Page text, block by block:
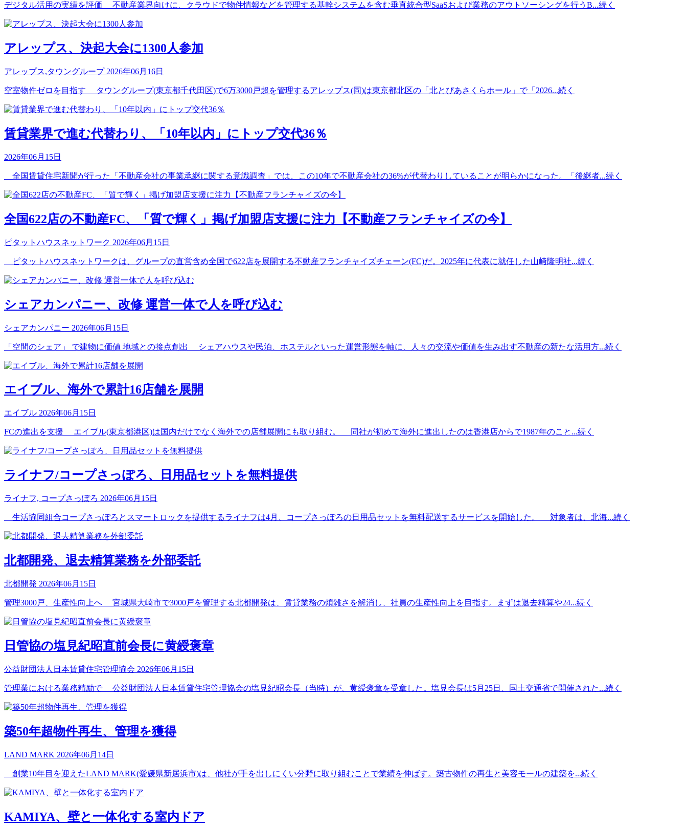
デジタル活用の実績を評価 不動産業界向けに、クラウドで物件情報などを管理する基幹システムを含む垂直統合型SaaSおよび業務のアウトソーシングを行うB...続く
アレップス、決起大会に1300人参加
アレップス,タウングループ 2026年06月16日
空室物件ゼロを目指す タウングループ(東京都千代田区)で6万3000戸超を管理するアレップス(同)は東京都北区の「北とぴあさくらホール」で「2026...続く
賃貸業界で進む代替わり、「10年以内」にトップ交代36％
2026年06月15日
全国賃貸住宅新聞が行った「不動産会社の事業承継に関する意識調査」では、この10年で不動産会社の36%が代替わりしていることが明らかになった。「後継者...続く
全国622店の不動産FC、「質で輝く」掲げ加盟店支援に注力【不動産フランチャイズの今】
ピタットハウスネットワーク 2026年06月15日
ピタットハウスネットワークは、グループの直営含め全国で622店を展開する不動産フランチャイズチェーン(FC)だ。2025年に代表に就任した山﨑隆明社...続く
シェアカンパニー、改修 運営一体で人を呼び込む
シェアカンパニー 2026年06月15日
「空間のシェア」 で建物に価値 地域との接点創出 シェアハウスや民泊、ホステルといった運営形態を軸に、人々の交流や価値を生み出す不動産の新たな活用方...続く
エイブル、海外で累計16店舗を展開
エイブル 2026年06月15日
FCの進出を支援 エイブル(東京都港区)は国内だけでなく海外での店舗展開にも取り組む。 同社が初めて海外に進出したのは香港店からで1987年のこと...続く
ライナフ/コープさっぽろ、日用品セットを無料提供
ライナフ, コープさっぽろ 2026年06月15日
生活協同組合コープさっぽろとスマートロックを提供するライナフは4月、コープさっぽろの日用品セットを無料配送するサービスを開始した。 対象者は、北海...続く
北都開発、退去精算業務を外部委託
北都開発 2026年06月15日
管理3000戸、生産性向上へ 宮城県大崎市で3000戸を管理する北都開発は、賃貸業務の煩雑さを解消し、社員の生産性向上を目指す。まずは退去精算や24...続く
日管協の塩見紀昭直前会長に黄綬褒章
公益財団法人日本賃貸住宅管理協会 2026年06月15日
管理業における業務精励で 公益財団法人日本賃貸住宅管理協会の塩見紀昭会長（当時）が、黄綬褒章を受章した。塩見会長は5月25日、国土交通省で開催された...続く
築50年超物件再生、管理を獲得
LAND MARK 2026年06月14日
創業10年目を迎えたLAND MARK(愛媛県新居浜市)は、他社が手を出しにくい分野に取り組むことで業績を伸ばす。築古物件の再生と美容モールの建築を...続く
KAMIYA、壁と一体化する室内ドア